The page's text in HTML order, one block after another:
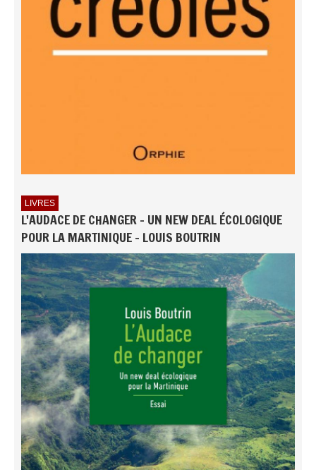
LIVRES
L'AUDACE DE CHANGER - UN NEW DEAL ÉCOLOGIQUE
POUR LA MARTINIQUE - LOUIS BOUTRIN